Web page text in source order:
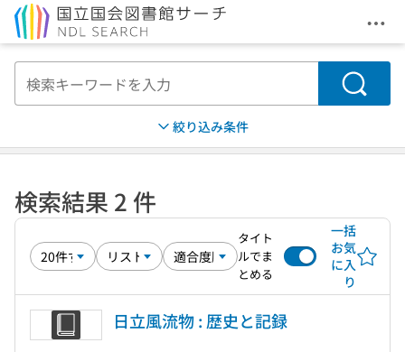
メ
検索
絞り込み条件
検索結果 2 件
タイト
ルでま
とめる
一括
お気
に入
り
日立風流物 : 歴史と記録